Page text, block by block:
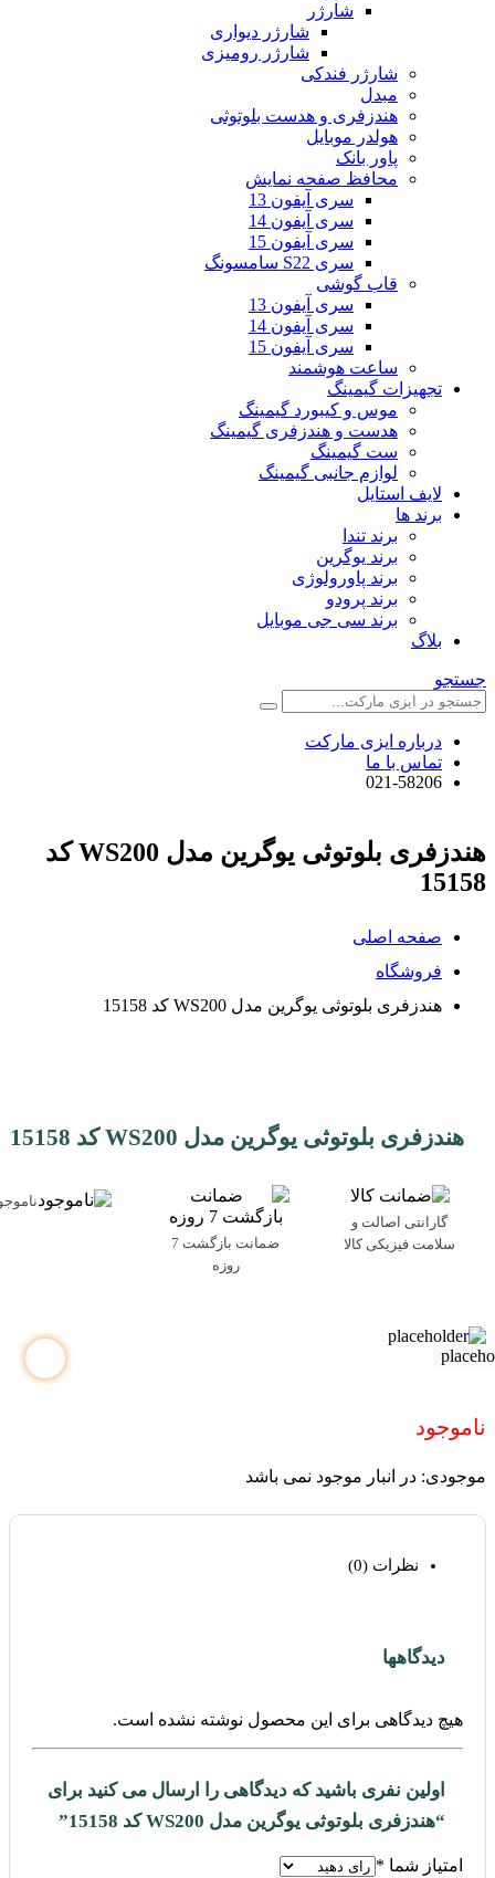
شارژر
شارژر دیواری
شارژر رومیزی
شارژر فندکی
مبدل
هندزفری و هدست بلوتوثی
هولدر موبایل
پاور بانک
محافظ صفحه نمایش
سری آیفون 13
سری آیفون 14
سری آیفون 15
سری S22 سامسونگ
قاب گوشی
سری آیفون 13
سری آیفون 14
سری آیفون 15
ساعت هوشمند
تجهیزات گیمینگ
موس و کیبورد گیمینگ
هدست و هندزفری گیمینگ
ست گیمینگ
لوازم جانبی گیمینگ
لایف استایل
برند ها
برند تندا
برند یوگرین
برند پاورولوژی
برند پرودو
برند سی جی موبایل
بلاگ
جستجو
درباره ایزی مارکت
تماس با ما
021-58206
هندزفری بلوتوثی یوگرین مدل WS200 کد
15158
صفحه اصلی
فروشگاه
هندزفری بلوتوثی یوگرین مدل WS200 کد 15158
هندزفری بلوتوثی یوگرین مدل WS200 کد 15158
گارانتی اصالت و
سلامت فیزیکی کالا
ضمانت بازگشت 7
روزه
ناموجود
موجودی: در انبار موجود نمی باشد
نظرات (0)
دیدگاهها
هیچ دیدگاهی برای این محصول نوشته نشده است.
اولین نفری باشید که دیدگاهی را ارسال می کنید برای
“هندزفری بلوتوثی یوگرین مدل WS200 کد 15158”
امتیاز شما *